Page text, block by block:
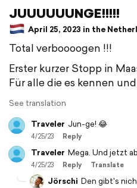
JUUUUUUNGE!!!!!
April 25, 2023 in the
Total verboooogen !!!
Erster kurzer Stopp in
Für alle die es kennen
See translation
Traveler Jun-ge! 😂
4/25/23 Reply
Traveler Mega. Und jetzt
4/25/23 Reply Translate
Jörschi Den gibt's